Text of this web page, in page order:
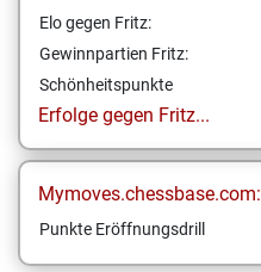
Elo gegen Fritz:
Gewinnpartien Fritz:
Schönheitspunkte
Erfolge gegen Fritz...
Mymoves.chessbase.com:
Punkte Eröffnungsdrill